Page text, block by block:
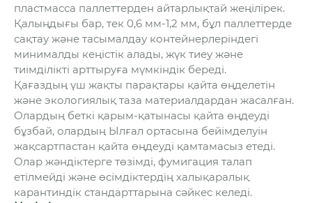
пластмасса паллеттерден айтарлықтай жеңілірек.
Қалыңдығы бар, тек 0,6 мм-1,2 мм, бұл паллеттерде
сақтау және тасымалдау контейнерлеріндегі
минималды кеңістік алады, жүк тиеу және
тиімділікті арттыруға мүмкіндік береді.
Қағаздың үш жақты парақтары қайта өңделетін
және экологиялық таза материалдардан жасалған.
Олардың беткі қарым-қатынасы қайта өңдеуді
бұзбай, олардың Ылғал ортасына бейімделуін
жақсартпастан қайта өңдеуді қамтамасыз етеді.
Олар жәндіктерге төзімді, фумигация талап
етілмейді және өсімдіктердің халықаралық
карантиндік стандарттарына сәйкес келеді.